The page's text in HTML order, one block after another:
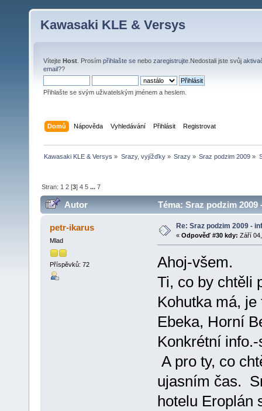
Kawasaki KLE & Versys
Vítejte Host . Prosím přihlašte se nebo zaregistrujte .Nedostali jste svůj
email??
Přihlašte se svým uživatelským jménem a heslem.
Domů Nápověda Vyhledávání Přihlásit Registrovat
Kawasaki KLE & Versys » Srazy, vyjížďky» Srazy» Sraz podzim 2009 »
Stran: 1 2 [3]4 5 ...7
Autor Téma: Sraz podzim
petr-ikarus
Mlad
Příspěvků: 72
Re: Sraz podzim 2009 -
« Odpověď #30 kdy: Září
Ahoj-všem.
Ti, co by chtěli
Kohutka má,
Ebeka, Horní
Konkrétní
A pro ty, co
ujasním čas.
hotelu Eroplán